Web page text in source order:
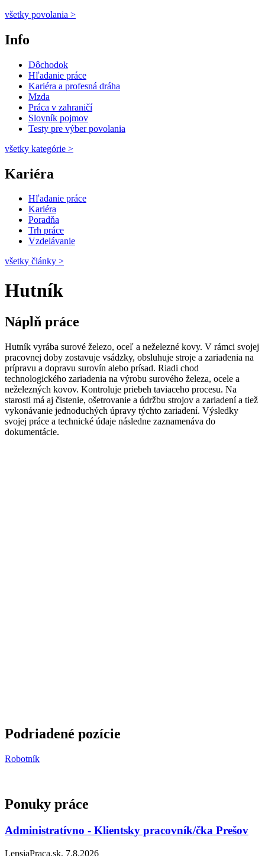
všetky povolania >
Info
Dôchodok
Hľadanie práce
Kariéra a profesná dráha
Mzda
Práca v zahraničí
Slovník pojmov
Testy pre výber povolania
všetky kategórie >
Kariéra
Hľadanie práce
Kariéra
Poradňa
Trh práce
Vzdelávanie
všetky články >
Hutník
Náplň práce
Hutník vyrába surové železo, oceľ a neželezné kovy. V rámci svojej
pracovnej doby zostavuje vsádzky, obsluhuje stroje a zariadenia na
prípravu a dopravu surovín alebo prísad. Riadi chod
technologického zariadenia na výrobu surového železa, ocele a
neželezných kovov. Kontroluje priebeh taviaceho procesu. Na
starosti má aj čistenie, ošetrovanie a údržbu strojov a zariadení a tiež
vykonávanie jednoduchých úpravy týchto zariadení. Výsledky
svojej práce a technické údaje následne zaznamenáva do
dokumentácie.
Podriadené pozície
Robotník
Ponuky práce
Administratívno - Klientsky pracovník/čka Prešov
LepsiaPraca.sk, 7.8.2026